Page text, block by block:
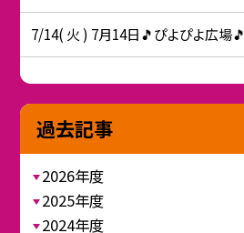
7/14( 火 ) 7月14日🎵ぴよぴよ広場🎵
過去記事
2026年度
2025年度
2024年度